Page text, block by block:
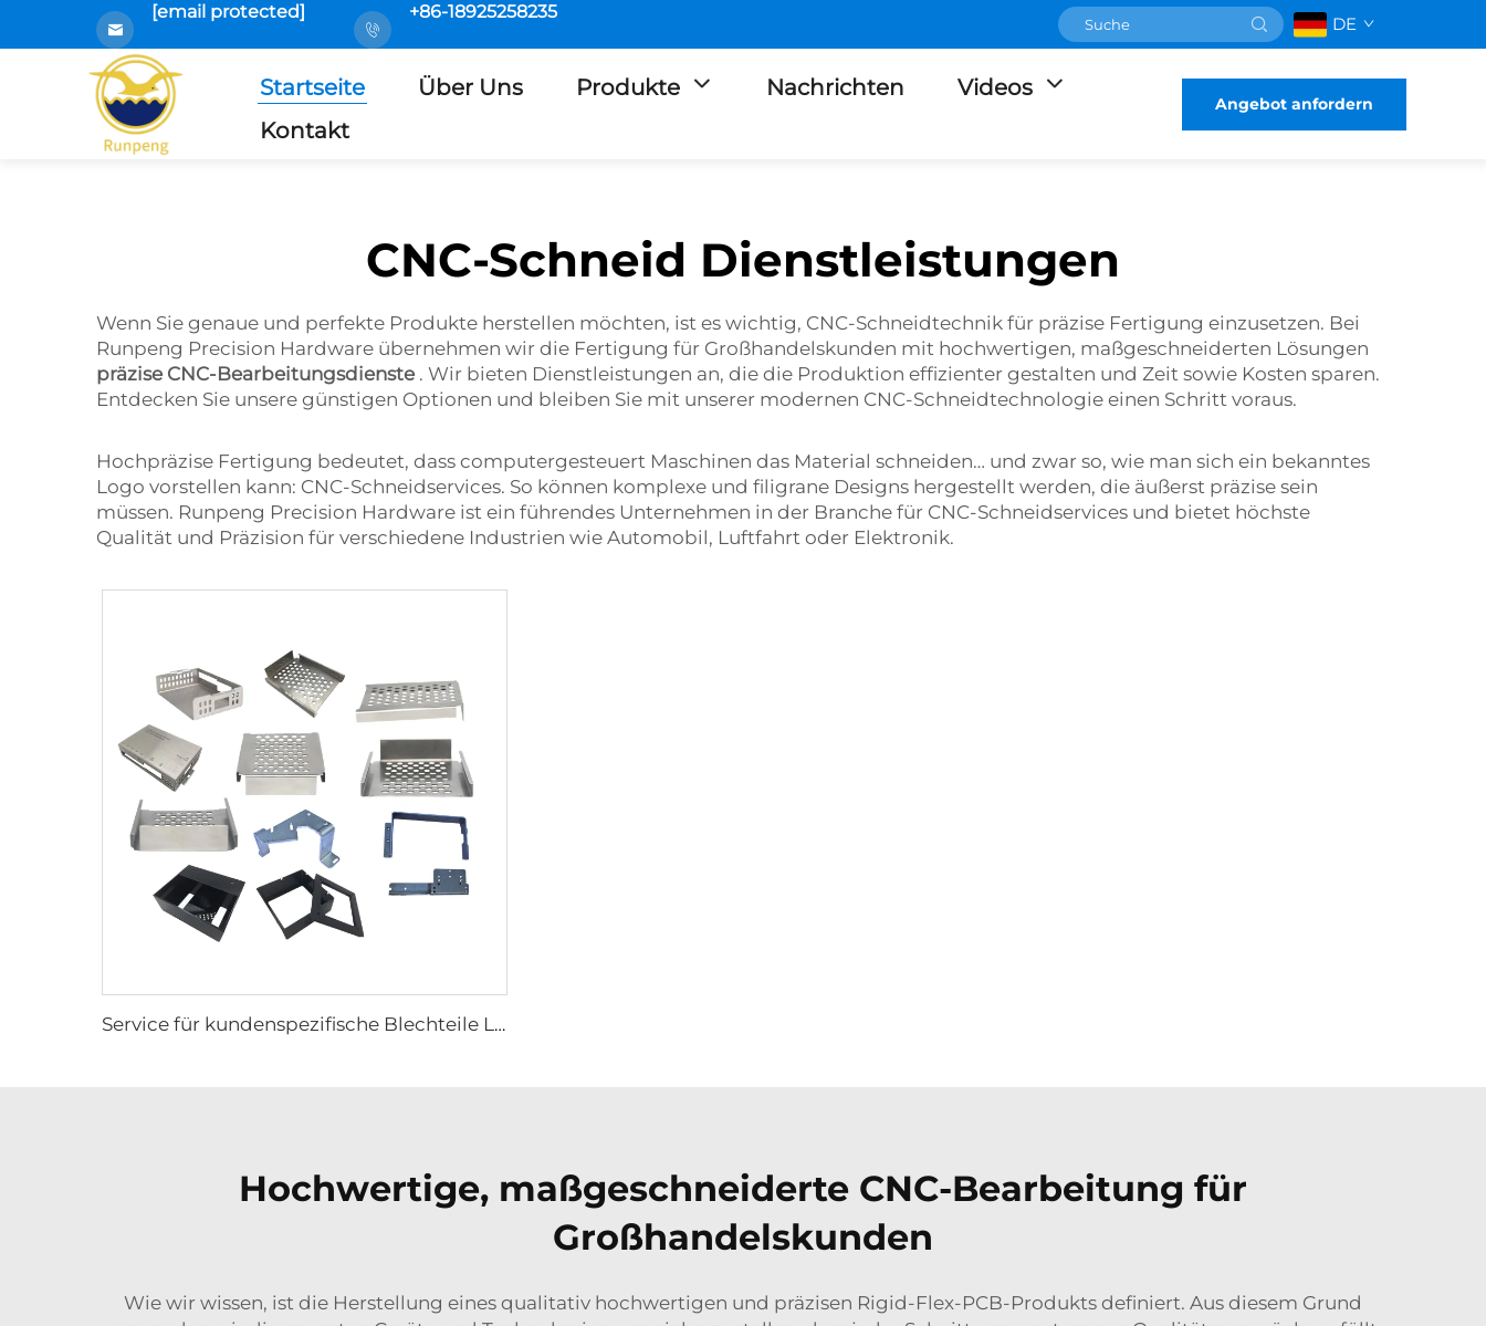
[email protected] +86-18925258235
DE
Startseite Über Uns Produkte Nachrichten
Videos
Kontakt
Angebot anfordern
CNC-Schneid Dienstleistungen
Wenn Sie genaue und perfekte Produkte herstellen möchten, ist es wichtig, CNC-Schneidtechnik für präzise Fertigung einzusetzen. Bei
Runpeng Precision Hardware übernehmen wir die Fertigung für Großhandelskunden mit hochwertigen, maßgeschneiderten Lösungen
präzise CNC-Bearbeitungsdienste . Wir bieten Dienstleistungen an, die die Produktion effizienter gestalten und Zeit sowie Kosten sparen.
Entdecken Sie unsere günstigen Optionen und bleiben Sie mit unserer modernen CNC-Schneidtechnologie einen Schritt voraus.
Hochpräzise Fertigung bedeutet, dass computergesteuert Maschinen das Material schneiden… und zwar so, wie man sich ein bekanntes
Logo vorstellen kann: CNC-Schneidservices. So können komplexe und filigrane Designs hergestellt werden, die äußerst präzise sein
müssen. Runpeng Precision Hardware ist ein führendes Unternehmen in der Branche für CNC-Schneidservices und bietet höchste
Qualität und Präzision für verschiedene Industrien wie Automobil, Luftfahrt oder Elektronik.
Service für kundenspezifische Blechteile Laserschneiden Schweißen Biegen und Stanzen Herstellung von Eisen und Edelstahl Stanzbearbeitung
Hochwertige, maßgeschneiderte CNC-Bearbeitung für
Großhandelskunden
Wie wir wissen, ist die Herstellung eines qualitativ hochwertigen und präzisen Rigid-Flex-PCB-Produkts definiert. Aus diesem Grund